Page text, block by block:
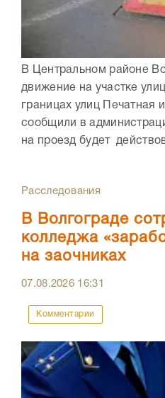
В Центральном районе
движение на участке
границах улиц Печатная
сообщили в
на проезд будет
Расследования
В Волгограде
колледжа
на заочниках
07.08.2026 16:31
Комментарии